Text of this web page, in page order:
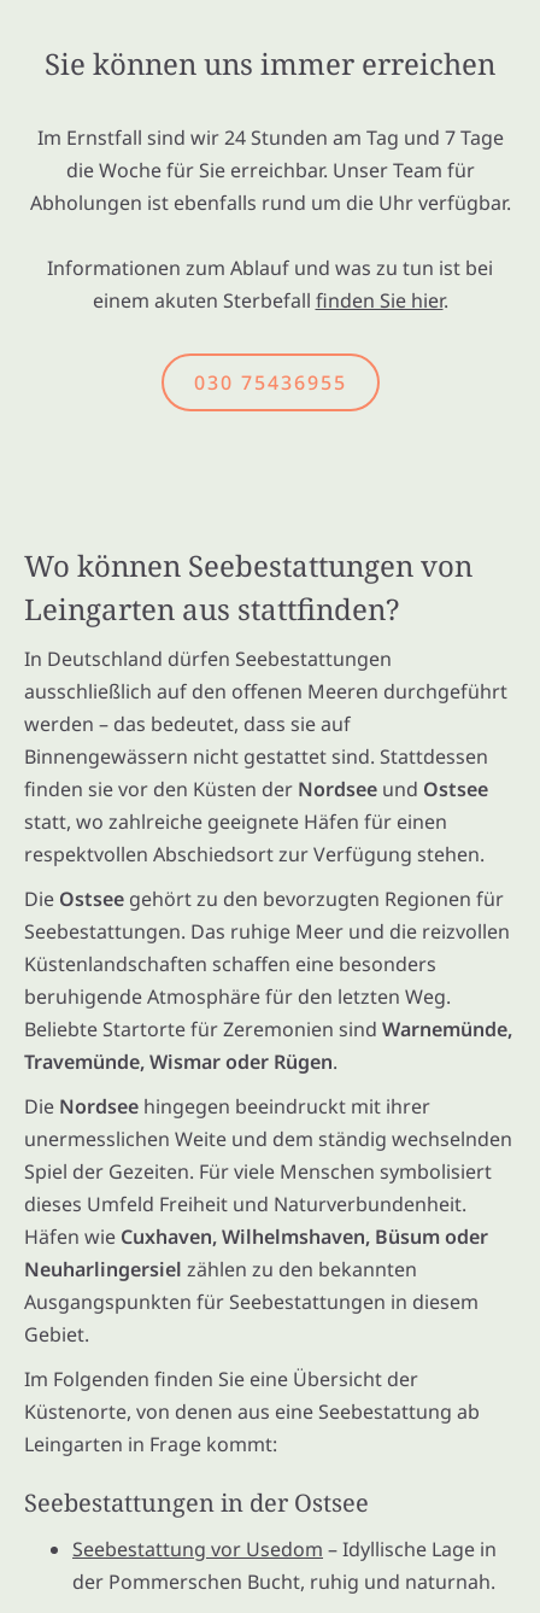
Sie können uns immer erreichen
Im Ernstfall sind wir 24 Stunden am Tag und 7 Tage
die Woche für Sie erreichbar. Unser Team für
Abholungen ist ebenfalls rund um die Uhr verfügbar.
Informationen zum Ablauf und was zu tun ist bei
einem akuten Sterbefall finden Sie hier.
030 75436955
Wo können Seebestattungen von
Leingarten aus stattfinden?
In Deutschland dürfen Seebestattungen
ausschließlich auf den offenen Meeren durchgeführt
werden – das bedeutet, dass sie auf
Binnengewässern nicht gestattet sind. Stattdessen
finden sie vor den Küsten der Nordsee und Ostsee
statt, wo zahlreiche geeignete Häfen für einen
respektvollen Abschiedsort zur Verfügung stehen.
Die Ostsee gehört zu den bevorzugten Regionen für
Seebestattungen. Das ruhige Meer und die reizvollen
Küstenlandschaften schaffen eine besonders
beruhigende Atmosphäre für den letzten Weg.
Beliebte Startorte für Zeremonien sind Warnemünde,
Travemünde, Wismar oder Rügen.
Die Nordsee hingegen beeindruckt mit ihrer
unermesslichen Weite und dem ständig wechselnden
Spiel der Gezeiten. Für viele Menschen symbolisiert
dieses Umfeld Freiheit und Naturverbundenheit.
Häfen wie Cuxhaven, Wilhelmshaven, Büsum oder
Neuharlingersiel zählen zu den bekannten
Ausgangspunkten für Seebestattungen in diesem
Gebiet.
Im Folgenden finden Sie eine Übersicht der
Küstenorte, von denen aus eine Seebestattung ab
Leingarten in Frage kommt:
Seebestattungen in der Ostsee
Seebestattung vor Usedom – Idyllische Lage in
der Pommerschen Bucht, ruhig und naturnah.